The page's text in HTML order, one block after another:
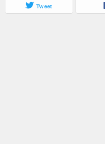
Tweet